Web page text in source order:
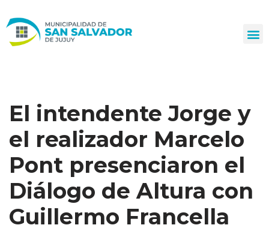
al
El intendente Jorge y
el realizador Marcelo
Pont presenciaron el
Diálogo de Altura con
Guillermo Francella